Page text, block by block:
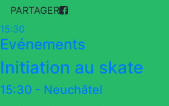
PARTAGER
15:30
Evénements
Initiation au skate
15:30 - Neuchâtel